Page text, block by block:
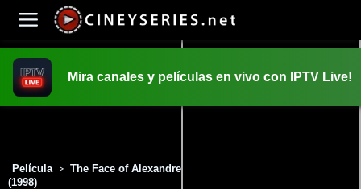
Mira canales y películas en vivo con IPTV Live!
Película >
The Face of Alexandre Dumas: The Man in the Iron Mask
(1998)